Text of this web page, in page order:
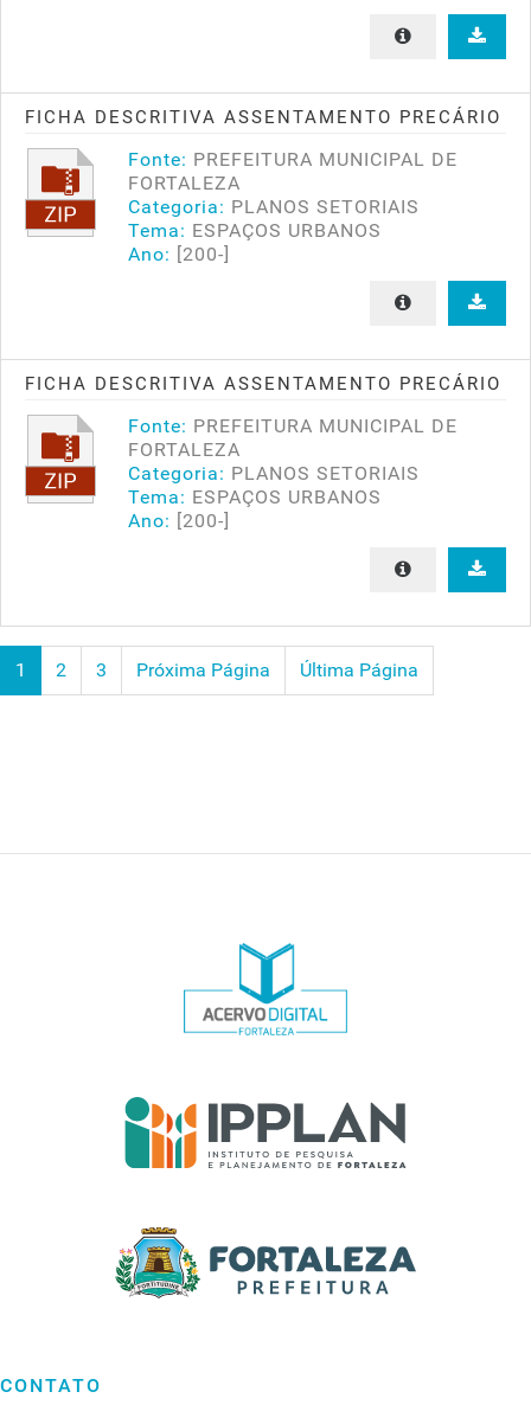
FICHA DESCRITIVA ASSENTAMENTO PRECÁRIO
Fonte: PREFEITURA MUNICIPAL DE
FORTALEZA
Categoria: PLANOS SETORIAIS
Tema: ESPAÇOS URBANOS
Ano: [200-]
FICHA DESCRITIVA ASSENTAMENTO PRECÁRIO
Fonte: PREFEITURA MUNICIPAL DE
FORTALEZA
Categoria: PLANOS SETORIAIS
Tema: ESPAÇOS URBANOS
Ano: [200-]
1 2 3 Próxima Página Última Página
CONTATO